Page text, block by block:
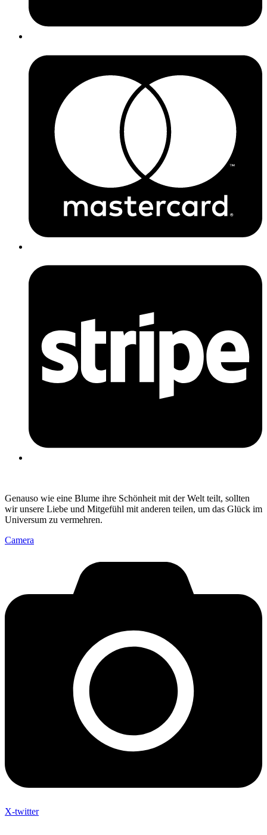
Genauso wie eine Blume ihre Schönheit mit der Welt teilt, sollten
wir unsere Liebe und Mitgefühl mit anderen teilen, um das Glück im
Universum zu vermehren.
Camera
X-twitter